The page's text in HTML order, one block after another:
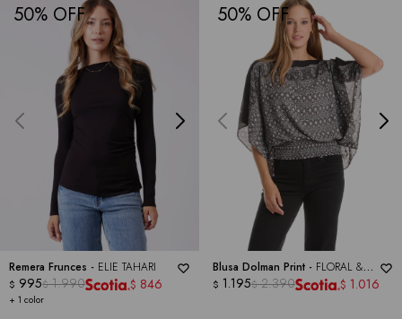
50
Remera Frunces - ELIE TAHARI
+ 1 color
$ 995$ 1.990 $ 846
50
Blusa Dolman Print - FLORAL &
IVY
$ 1.195$ 2.390 $ 1.016